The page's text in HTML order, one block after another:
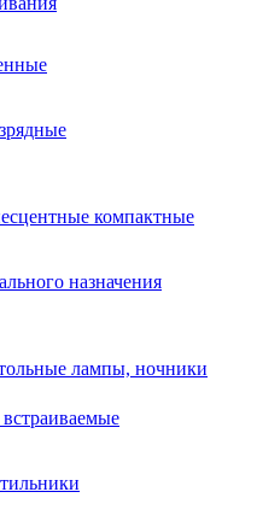
компактные
назначения
лампы, ночники